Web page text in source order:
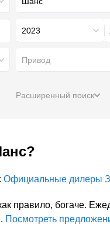
2023
Привод
Расширенный поиск
?
Официальные дилеры
правило, богаче.
Посмотреть